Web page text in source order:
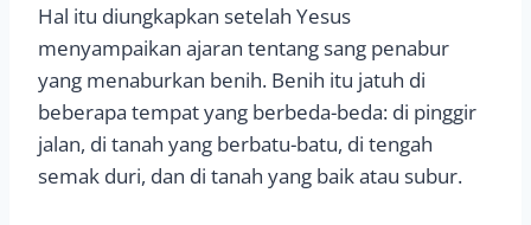
Hal itu diungkapkan setelah Yesus
menyampaikan ajaran tentang sang penabur
yang menaburkan benih. Benih itu jatuh di
beberapa tempat yang berbeda-beda: di pinggir
jalan, di tanah yang berbatu-batu, di tengah
semak duri, dan di tanah yang baik atau subur.